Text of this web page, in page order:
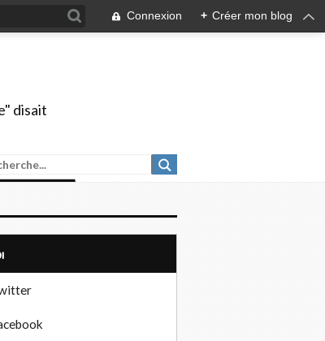
Connexion + Créer mon blog
disait